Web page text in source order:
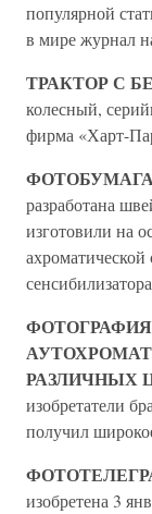
популярной
в мире журнал
ТРАКТОР С
колесный,
фирма «Харт-
разработана
изготовили на
ахроматической
РАЗЛИЧНЫХ
изобретатели
получил
изобретена 3